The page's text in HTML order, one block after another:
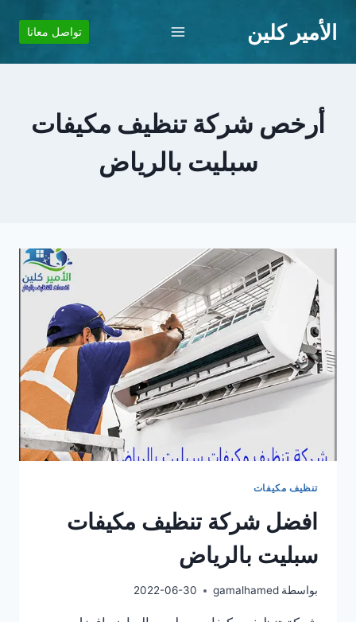
الأمير كلين تواصل معانا
أرخص شركة تنظيف مكيفات
سبليت بالرياض
تنظيف مكيفات
افضل شركة تنظيف مكيفات
سبليت بالرياض
بواسطة gamalhamed
2022-06-30